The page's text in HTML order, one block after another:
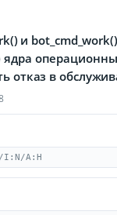
и
отказ в
I:N/A:H